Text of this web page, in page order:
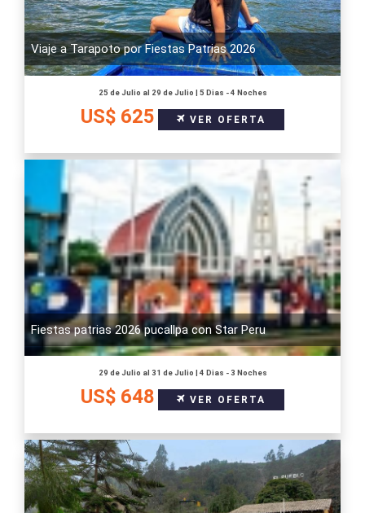
Viaje a Tarapoto por Fiestas Patrias 2026
25 de Julio al 29 de Julio | 5 Dias - 4 Noches
US$ 625 VER OFERTA
Fiestas patrias 2026 pucallpa con Star Peru
29 de Julio al 31 de Julio | 4 Dias - 3 Noches
US$ 648 VER OFERTA